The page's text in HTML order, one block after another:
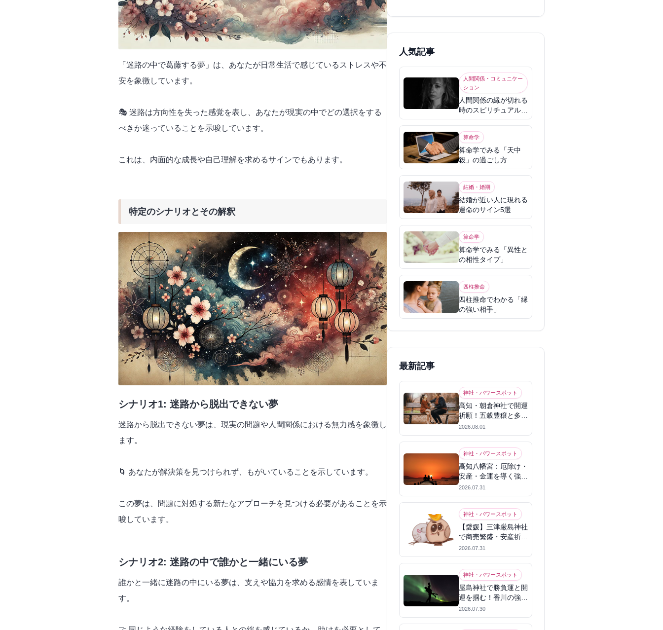
「迷路の中で葛藤する夢」は、あなたが日常生活で感じているストレスや不
安を象徴しています。
🎭 迷路は方向性を失った感覚を表し、あなたが現実の中でどの選択をする
べきか迷っていることを示唆しています。
これは、内面的な成長や自己理解を求めるサインでもあります。
特定のシナリオとその解釈
シナリオ1: 迷路から脱出できない夢
迷路から脱出できない夢は、現実の問題や人間関係における無力感を象徴し
ます。
🌀 あなたが解決策を見つけられず、もがいていることを示しています。
この夢は、問題に対処する新たなアプローチを見つける必要があることを示
唆しています。
シナリオ2: 迷路の中で誰かと一緒にいる夢
誰かと一緒に迷路の中にいる夢は、支えや協力を求める感情を表していま
す。
人気記事
人間関係・コミュニケー
ション
人間関係の縁が切れる
時のスピリチュアル意
味
算命学
算命学でみる「天中
殺」の過ごし方
結婚・婚期
結婚が近い人に現れる
運命のサイン5選
算命学
算命学でみる「異性と
の相性タイプ」
四柱推命
四柱推命でわかる「縁
の強い相手」
最新記事
神社・パワースポット
高知・朝倉神社で開運
祈願！五穀豊穣と多幸
を呼ぶパワースポット
2026.08.01
神社・パワースポット
高知八幡宮：厄除け・
安産・金運を導く強力
パワースポット
2026.07.31
神社・パワースポット
【愛媛】三津厳島神社
で商売繁盛・安産祈
願！宗像三女神のパワ
ーを授かる
2026.07.31
神社・パワースポット
屋島神社で勝負運と開
運を掴む！香川の強力
パワースポット
2026.07.30